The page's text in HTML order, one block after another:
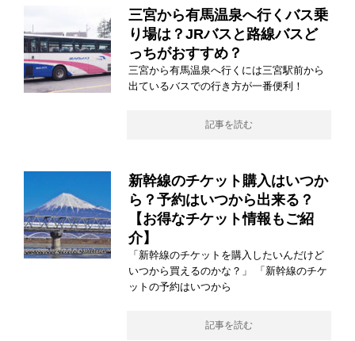
三宮から有馬温泉へ行くバス乗
り場は？JRバスと路線バスど
っちがおすすめ？
三宮から有馬温泉へ行くには三宮駅前から
出ているバスでの行き方が一番便利！
記事を読む
新幹線のチケット購入はいつか
ら？予約はいつから出来る？
【お得なチケット情報もご紹
介】
「新幹線のチケットを購入したいんだけど
いつから買えるのかな？」 「新幹線のチケ
ットの予約はいつから
記事を読む